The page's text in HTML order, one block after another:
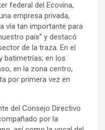
federal del Ecovina,
empresa privada,
vía tan importante para
país” y destacó
de la traza. En el
batimetrías; en los
en la zona centro,
por primera vez en
del Consejo Directivo
por la